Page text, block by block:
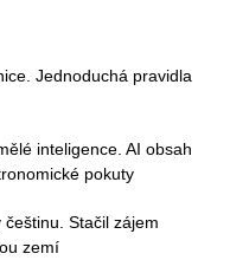
Jednoduchá pravidla
inteligence. AI obsah
pokuty
Stačil zájem
zemí